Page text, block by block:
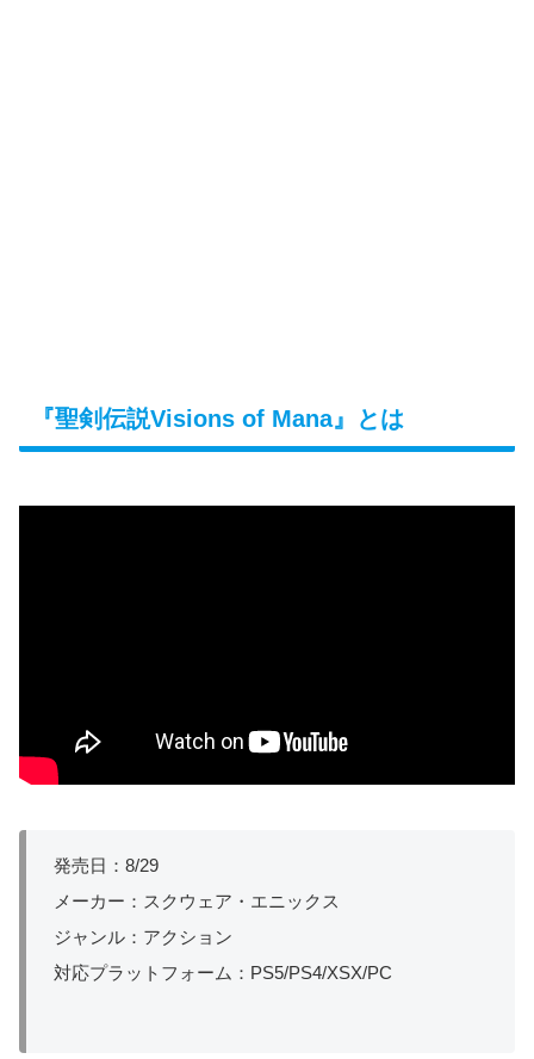
『聖剣伝説Visions of Mana』とは
発売日：8/29
メーカー：スクウェア・エニックス
ジャンル：アクション
対応プラットフォーム：PS5/PS4/XSX/PC